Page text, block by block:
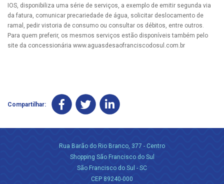
IOS, disponibiliza uma série de serviços, a exemplo de emitir segunda via
da fatura, comunicar precariedade de água, solicitar deslocamento de
ramal, pedir vistoria de consumo ou consultar os débitos, entre outros.
Para quem preferir, os mesmos serviços estão disponíveis também pelo
site da concessionária www.aguasdesaofranciscodosul.com.br
Compartilhar:
Rua Barão do Rio Branco, 377 - Centro
Shopping São Francisco do Sul
São Francisco do Sul - SC
CEP 89240-000